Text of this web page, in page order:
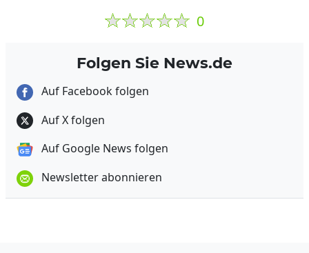
0
Folgen Sie News.de
Auf Facebook folgen
Auf X folgen
Auf Google News folgen
Newsletter abonnieren